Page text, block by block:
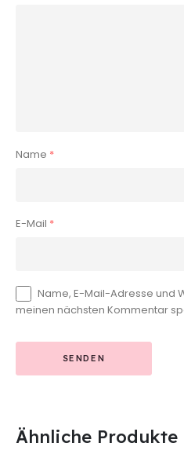
Name *
E-Mail *
Name, E-Mail-Adresse und
meinen nächsten Kommentar
Ähnliche Produkte